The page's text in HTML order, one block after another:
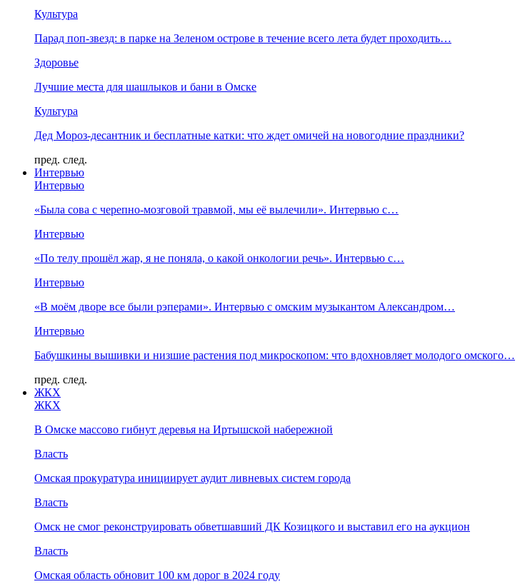
Культура
Парад поп-звезд: в парке на Зеленом острове в течение всего лета будет проходить…
Здоровье
Лучшие места для шашлыков и бани в Омске
Культура
Дед Мороз-десантник и бесплатные катки: что ждет омичей на новогодние праздники?
пред. след.
Интервью
Интервью
«Была сова с черепно-мозговой травмой, мы её вылечили». Интервью с…
Интервью
«По телу прошёл жар, я не поняла, о какой онкологии речь». Интервью с…
Интервью
«В моём дворе все были рэперами». Интервью с омским музыкантом Александром…
Интервью
Бабушкины вышивки и низшие растения под микроскопом: что вдохновляет молодого омского…
пред. след.
ЖКХ
ЖКХ
В Омске массово гибнут деревья на Иртышской набережной
Власть
Омская прокуратура инициирует аудит ливневых систем города
Власть
Омск не смог реконструировать обветшавший ДК Козицкого и выставил его на аукцион
Власть
Омская область обновит 100 км дорог в 2024 году